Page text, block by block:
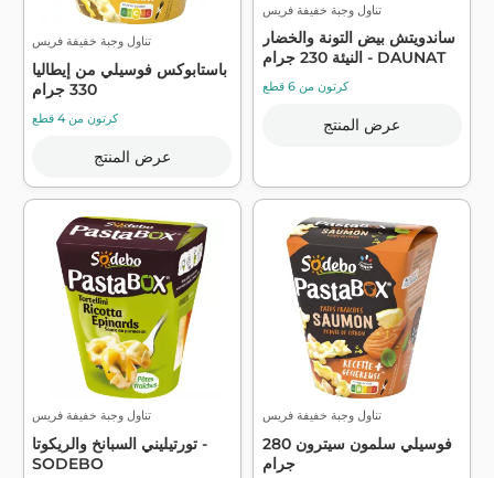
تناول وجبة خفيفة فريس
باستابوكس فوسيلي من إيطاليا
330 جرام
كرتون من 4 قطع
عرض المنتج
تناول وجبة خفيفة فريس
ساندويتش بيض التونة والخضار
النيئة 230 جرام - DAUNAT
كرتون من 6 قطع
عرض المنتج
تناول وجبة خفيفة فريس
تورتيليني السبانخ والريكوتا -
SODEBO
تناول وجبة خفيفة فريس
فوسيلي سلمون سيترون 280
جرام